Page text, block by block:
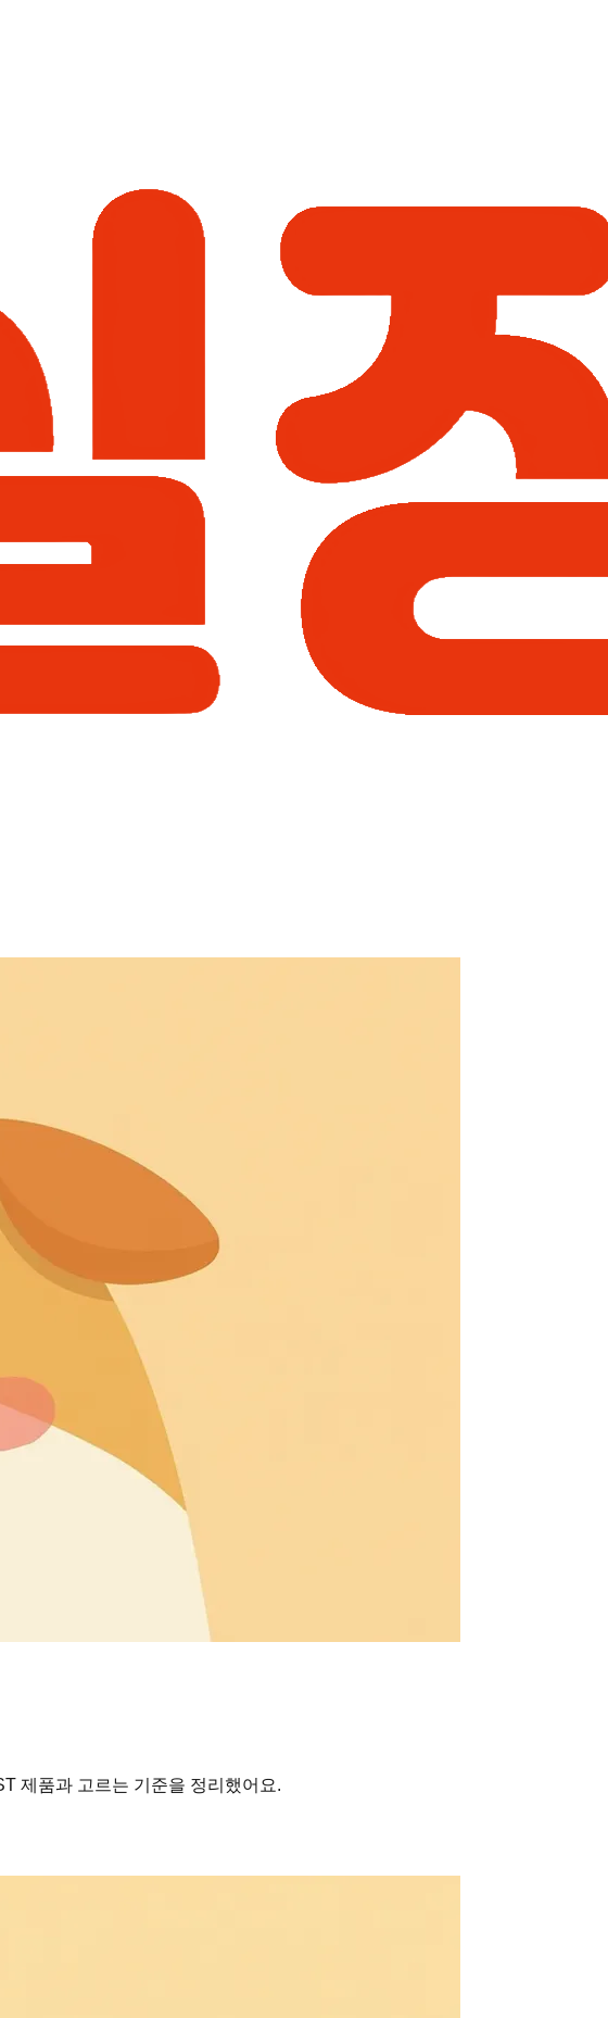
제품과 고르는 기준을 정리했어요.